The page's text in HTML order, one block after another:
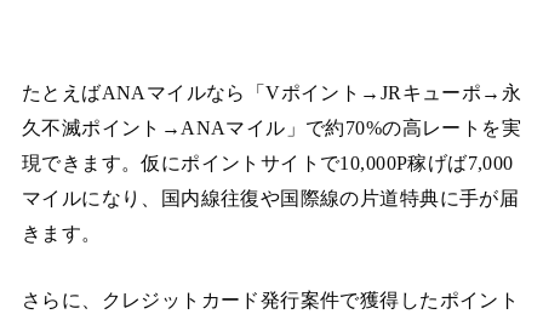
たとえばANAマイルなら「Vポイント→JRキューポ→永
久不滅ポイント→ANAマイル」で約70%の高レートを実
現できます。仮にポイントサイトで10,000P稼げば7,000
マイルになり、国内線往復や国際線の片道特典に手が届
きます。
さらに、クレジットカード発行案件で獲得したポイント